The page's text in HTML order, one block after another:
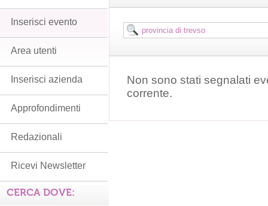
Non sono stati segnalati
corrente.
Inserisci evento
Area utenti
Inserisci azienda
Approfondimenti
Redazionali
Ricevi Newsletter
CERCA DOVE: